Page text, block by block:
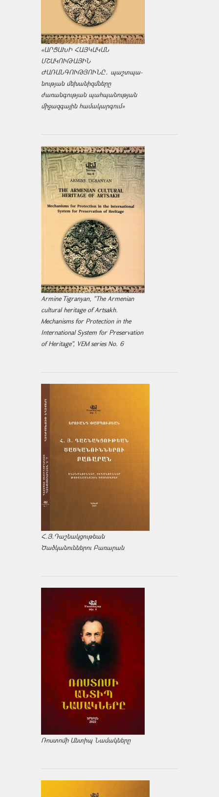
«ԱՐՑԱԽԻ ՀԱՅԿԱԿԱՆ
ՄՇԱԿՈՒԹԱՅԻՆ
ԺԱՌԱՆԳՈՒԹՅՈՒՆԸ․ պաշտպա­
նության մեխանիզմները
ժառանգության պահպանության
միջազ­գային համակարգում»
Armine Tigranyan, "The Armenian
cultural heritage of Artsakh.
Mechanisms for Protection in the
International System for Preservation
of Heritage", VEM series No. 6
Հ.Յ.Դաշնակցութեան
Ծածկանուններու Բառարան
Ռոստոմի Անտիպ Նամակները